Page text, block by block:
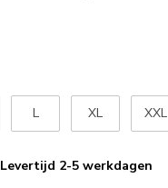
L XL XXL
Levertijd 2-5 werkdagen